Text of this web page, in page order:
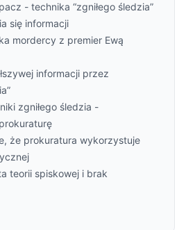
- technika “zgniłego śledzia”
się informacji
mordercy z premier Ewą
informacji przez
zgniłego śledzia -
że prokuratura wykorzystuje
teorii spiskowej i brak